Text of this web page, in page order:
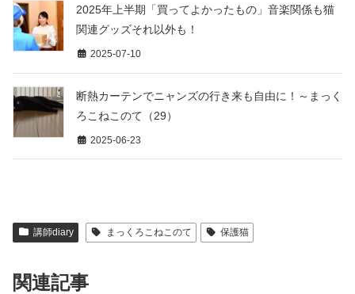
2025年上半期「買ってよかったもの」音楽関係も猫
関連グッズそれ以外も！
2025-07-10
断熱カーテンでニャンズの行き来も自由に！～まっく
ろこねこのて（29）
2025-06-23
講師diary まっくろこねこのて 保護猫
関連記事